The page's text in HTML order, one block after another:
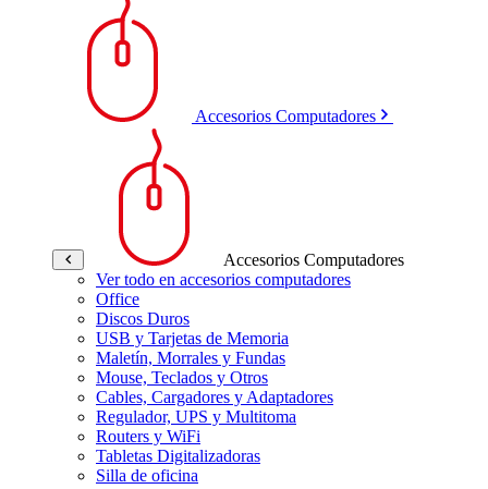
Accesorios Computadores
Accesorios Computadores
Ver todo en accesorios computadores
Office
Discos Duros
USB y Tarjetas de Memoria
Maletín, Morrales y Fundas
Mouse, Teclados y Otros
Cables, Cargadores y Adaptadores
Regulador, UPS y Multitoma
Routers y WiFi
Tabletas Digitalizadoras
Silla de oficina